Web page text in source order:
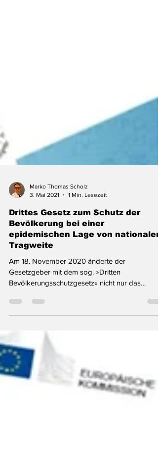
Marko Thomas Scholz
3. Mai 2021
1 Min. Lesezeit
Drittes Gesetz zum Schutz der
epidemischen Lage von nationaler
Tragweite
Gesetzgeber mit dem sog. »Dritten
Bevölkerungsschutzgesetz« nicht nur das